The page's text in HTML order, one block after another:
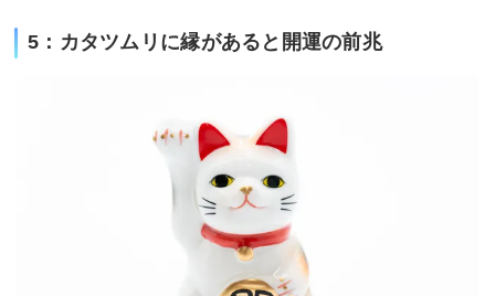
5：カタツムリに縁があると開運の前兆